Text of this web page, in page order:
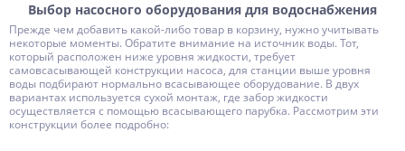
Выбор насосного оборудования для водоснабжения
Прежде чем добавить какой-либо товар в корзину, нужно учитывать
некоторые моменты. Обратите внимание на источник воды. Тот,
который расположен ниже уровня жидкости, требует
самовсасывающей конструкции насоса, для станции выше уровня
воды подбирают нормально всасывающее оборудование. В двух
вариантах используется сухой монтаж, где забор жидкости
осуществляется с помощью всасывающего парубка. Рассмотрим эти
конструкции более подробно: